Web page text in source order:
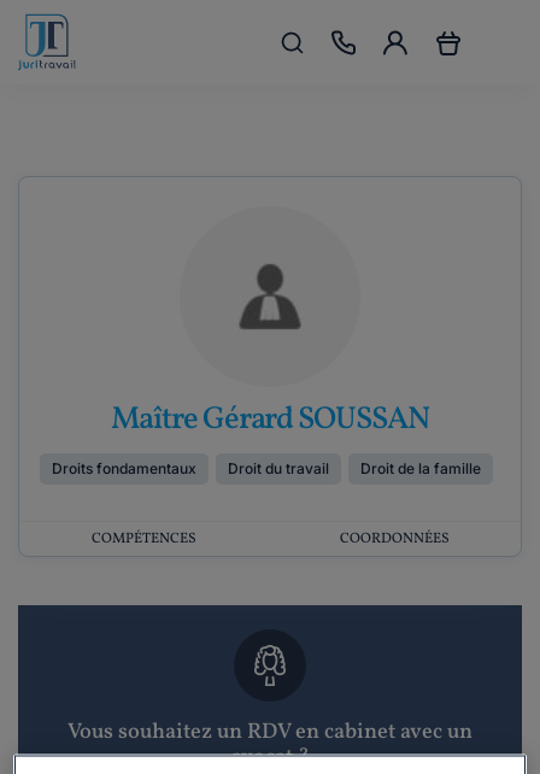
Maître Gérard SOUSSAN
Droits fondamentaux Droit du travail Droit de la famille
COMPÉTENCES COORDONNÉES
Vous souhaitez un RDV en cabinet avec un
avocat ?